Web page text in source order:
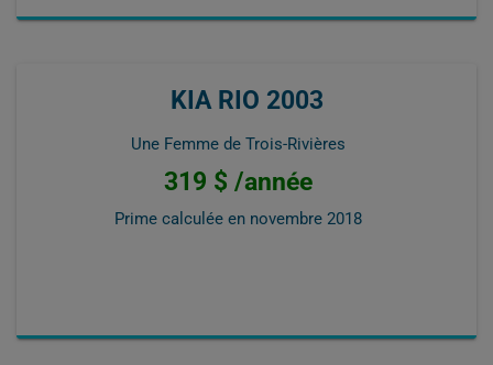
KIA RIO 2003
Une Femme de Trois-Rivières
319 $ /année
Prime calculée en novembre 2018